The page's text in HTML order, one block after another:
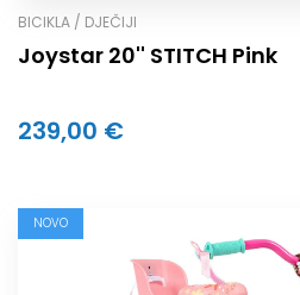
BICIKLA / DJEČIJI
Joystar 20'' STITCH Pink
239,00 €
NOVO